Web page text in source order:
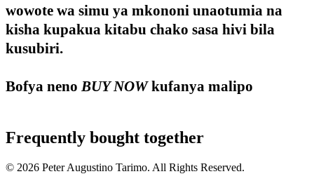
wowote wa simu ya mkononi unaotumia na
kisha kupakua kitabu chako sasa hivi bila
kusubiri.
Bofya neno BUY NOWkufanya malipo
Frequently bought together
© 2026 Peter Augustino Tarimo. All Rights Reserved.